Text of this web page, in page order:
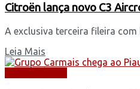
Citroën lança novo C3
A exclusiva terceira fileira
Leia Mais